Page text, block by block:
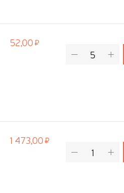
52,00
1 473,00